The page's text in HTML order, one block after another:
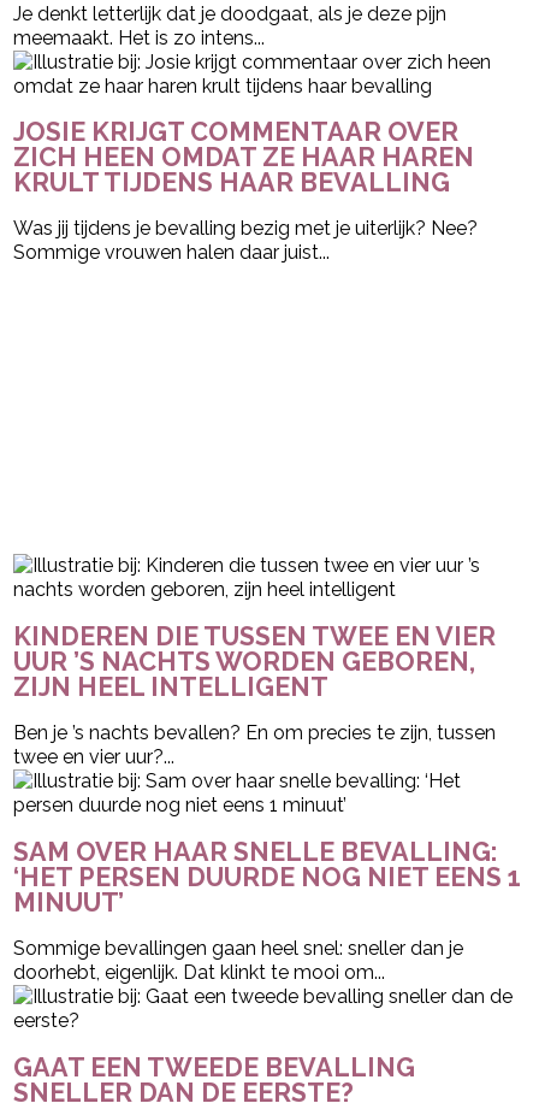
Je denkt letterlijk dat je doodgaat, als je deze pijn
meemaakt. Het is zo intens...
JOSIE KRIJGT COMMENTAAR OVER
ZICH HEEN OMDAT ZE HAAR HAREN
KRULT TIJDENS HAAR BEVALLING
Was jij tijdens je bevalling bezig met je uiterlijk? Nee?
Sommige vrouwen halen daar juist...
KINDEREN DIE TUSSEN TWEE EN VIER
UUR ’S NACHTS WORDEN GEBOREN,
ZIJN HEEL INTELLIGENT
Ben je ’s nachts bevallen? En om precies te zijn, tussen
twee en vier uur?...
SAM OVER HAAR SNELLE BEVALLING:
‘HET PERSEN DUURDE NOG NIET EENS 1
MINUUT’
Sommige bevallingen gaan heel snel: sneller dan je
doorhebt, eigenlijk. Dat klinkt te mooi om...
GAAT EEN TWEEDE BEVALLING
SNELLER DAN DE EERSTE?